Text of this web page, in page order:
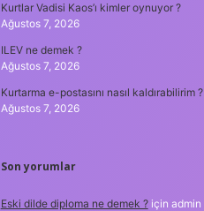
Kurtlar Vadisi Kaos’ı kimler oynuyor ?
Ağustos 7, 2026
ILEV ne demek ?
Ağustos 7, 2026
Kurtarma e-postasını nasıl kaldırabilirim ?
Ağustos 7, 2026
Son yorumlar
Eski dilde diploma ne demek ?için admin